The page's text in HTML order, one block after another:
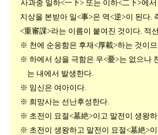
사과중 일하<一下> 또는 이하<二下>에
지상을 본받아 일<事>은 역<逆>이 된다.
<重審課>라는 이름이 붙여진 것이다. 적
※ 천에 순응함은 후재<厚載>하는 것이므
※ 하에서 상을 극함은 우<憂>는 없으나
는 내에서 발생한다.
※ 임신은 여아이다.
※ 희망사는 선난후성한다.
※ 초전이 묘절<墓絶>이고 말전이 생왕하
※ 초전이 생왕하고 말전이 묘절<墓絶>이